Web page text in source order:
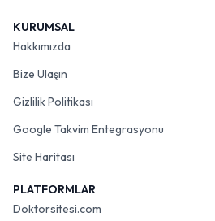
KURUMSAL
Hakkımızda
Bize Ulaşın
Gizlilik Politikası
Google Takvim Entegrasyonu
Site Haritası
PLATFORMLAR
Doktorsitesi.com